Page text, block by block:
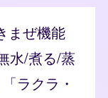
まぜ機能
水/煮る/蒸
ラクラ・